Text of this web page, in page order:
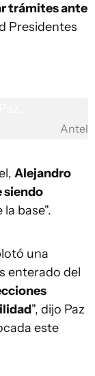
trámites ante
Presidentes
Antel
Alejandro
siendo
base".
una
enterado del
", dijo Paz
este